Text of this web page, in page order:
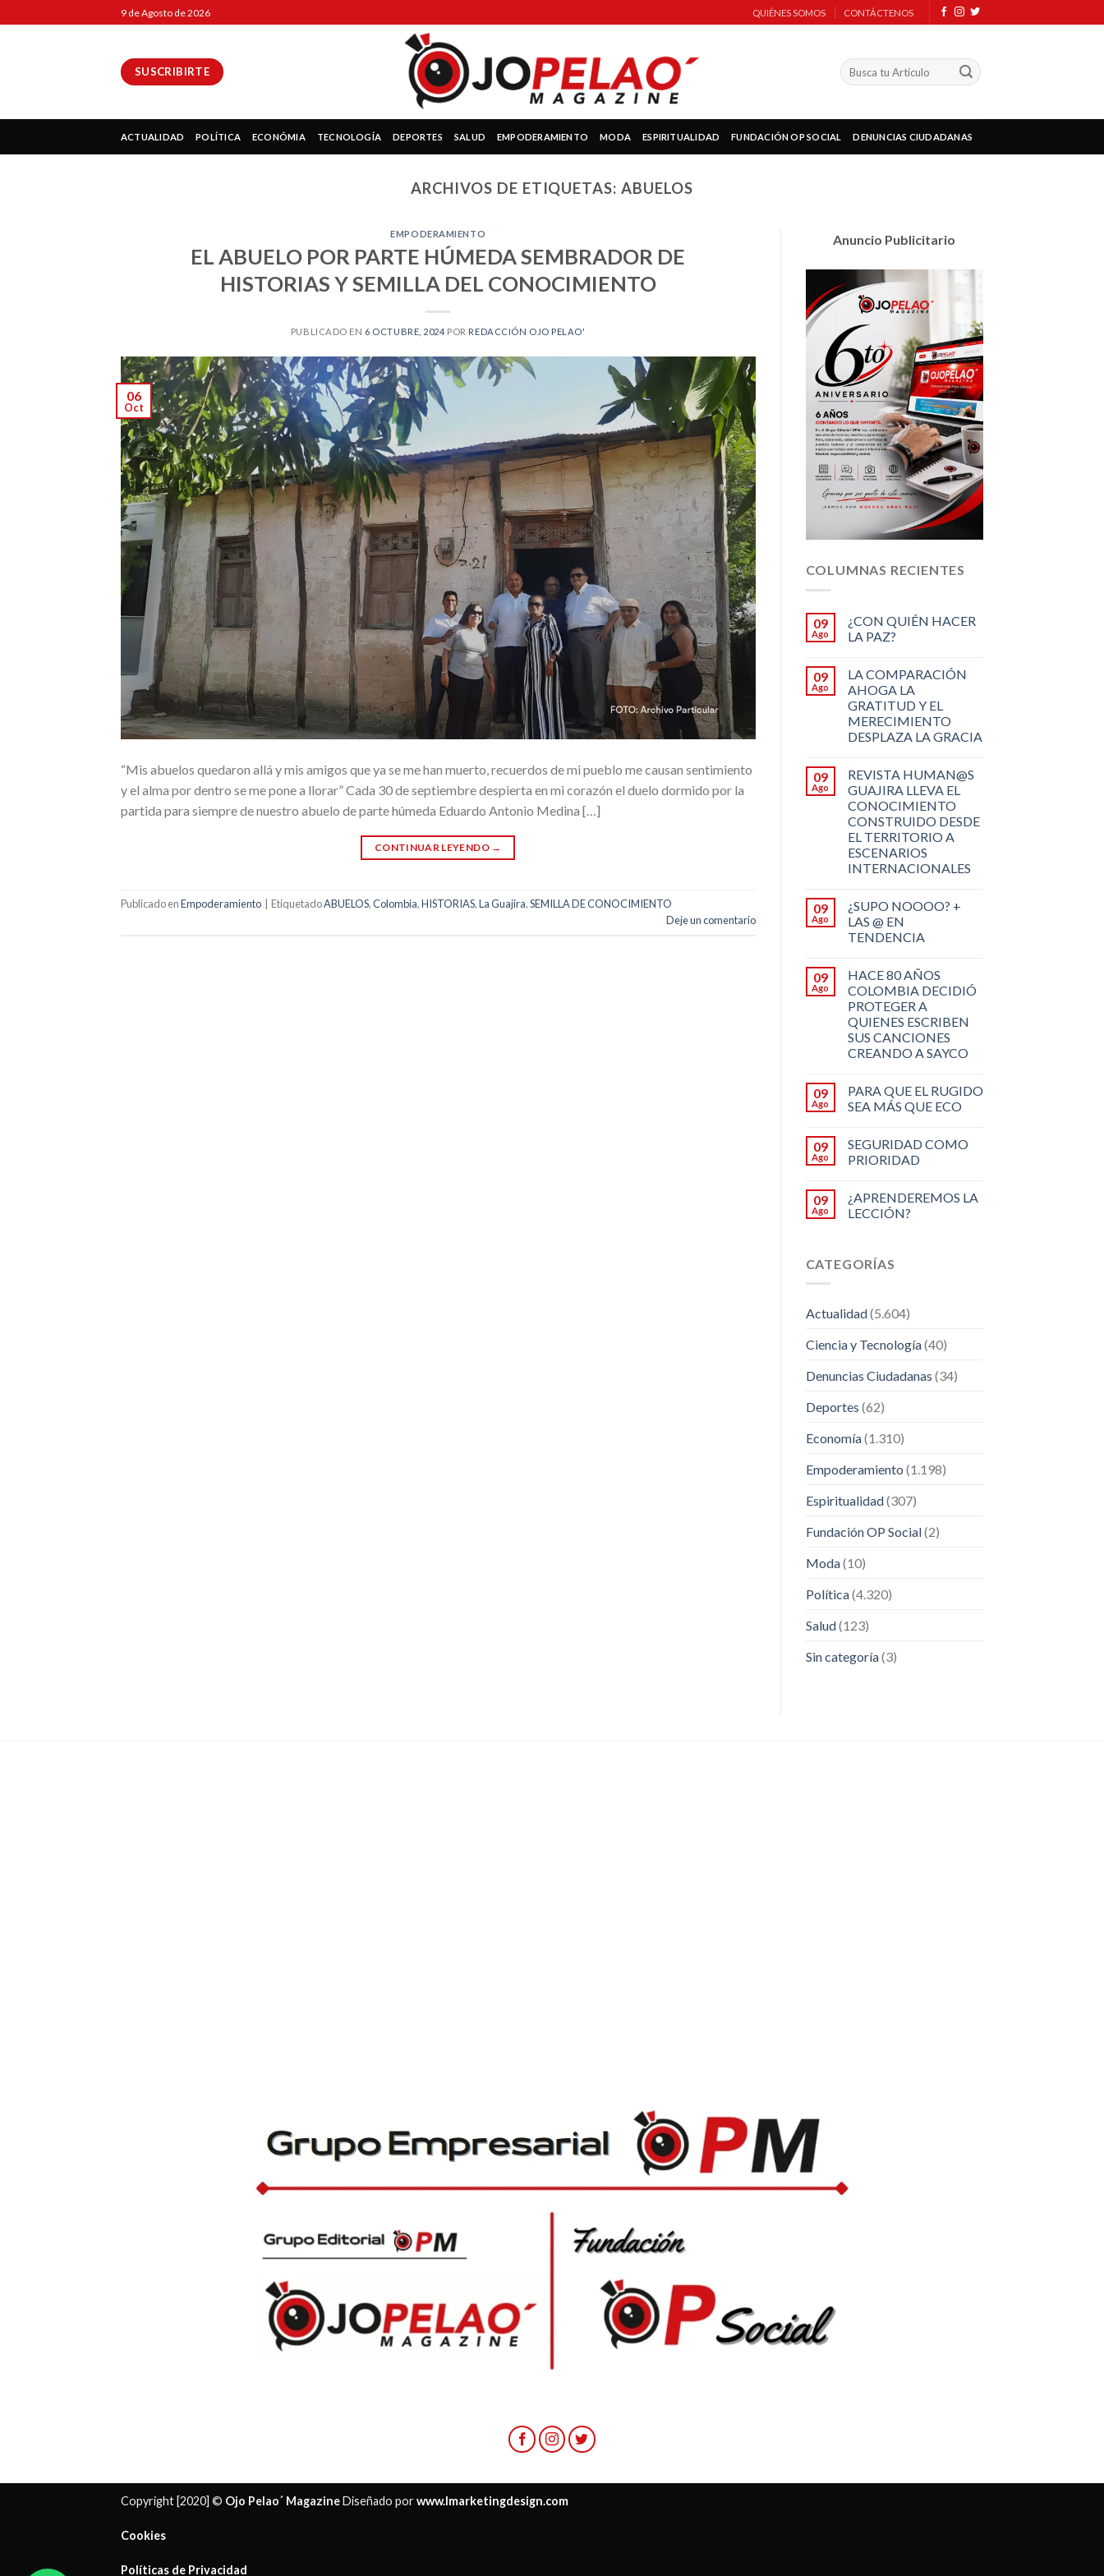
to
9 de Agosto de 2026 QUIÉNES SOMOS CONTÁCTENOS
SUSCRIBIRTE
ACTUALIDAD POLÍTICA ECONÓMIA TECNOLOGÍA DEPORTES SALUD EMPODERAMIENTO MODA ESPIRITUALIDAD FUNDACIÓN OP SOCIAL DENUNCIAS CIUDADANAS
ARCHIVOS DE ETIQUETAS: ABUELOS
EMPODERAMIENTO
EL ABUELO POR PARTE HÚMEDA SEMBRADOR DE
HISTORIAS Y SEMILLA DEL CONOCIMIENTO
PUBLICADO EN 6 OCTUBRE, 2024 POR REDACCIÓN OJO PELAO'
06
Oct
“Mis abuelos quedaron allá y mis amigos que ya se me han muerto, recuerdos de mi pueblo me causan sentimiento
y el alma por dentro se me pone a llorar” Cada 30 de septiembre despierta en mi corazón el duelo dormido por la
partida para siempre de nuestro abuelo de parte húmeda Eduardo Antonio Medina […]
CONTINUAR LEYENDO →
Publicado enEmpoderamiento EtiquetadoABUELOS,Colombia,HISTORIAS,La Guajira,SEMILLA DE CONOCIMIENTO
Deje un comentario
Anuncio Publicitario
COLUMNAS RECIENTES
09
Ago
¿CON QUIÉN HACER
LA PAZ?
09
Ago
LA COMPARACIÓN
AHOGA LA
GRATITUD Y EL
MERECIMIENTO
DESPLAZA LA GRACIA
09
Ago
REVISTA HUMAN@S
GUAJIRA LLEVA EL
CONOCIMIENTO
CONSTRUIDO DESDE
EL TERRITORIO A
ESCENARIOS
INTERNACIONALES
09
Ago
¿SUPO NOOOO? +
LAS @ EN
TENDENCIA
09
Ago
HACE 80 AÑOS
COLOMBIA DECIDIÓ
PROTEGER A
QUIENES ESCRIBEN
SUS CANCIONES
CREANDO A SAYCO
09
Ago
PARA QUE EL RUGIDO
SEA MÁS QUE ECO
09
Ago
SEGURIDAD COMO
PRIORIDAD
09
Ago
¿APRENDEREMOS LA
LECCIÓN?
CATEGORÍAS
Actualidad(5.604)
Ciencia y Tecnología(40)
Denuncias Ciudadanas (34)
Deportes (62)
Economía(1.310)
Empoderamiento (1.198)
Espiritualidad(307)
Fundación OP Social(2)
Moda(10)
Política(4.320)
Salud(123)
Sin categoría(3)
Copyright [2020] © Ojo Pelao´ MagazineDiseñado porwww.lmarketingdesign.com
Cookies
Políticas de Privacidad